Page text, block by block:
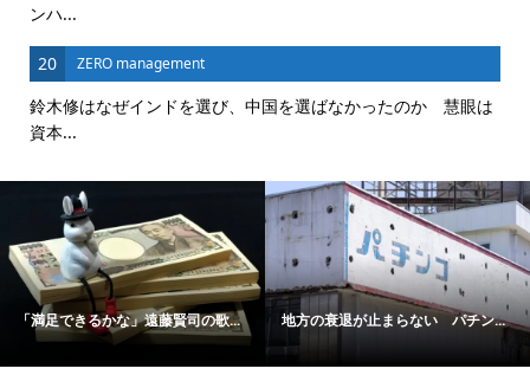
ンハ...
20 ZERO management
鈴木修はなぜインドを選び、中国を選ばなかったのか 慧眼は
資本...
「満足できるかな」遠藤賢司の歌... 地方の衰退が止まらない パチン...